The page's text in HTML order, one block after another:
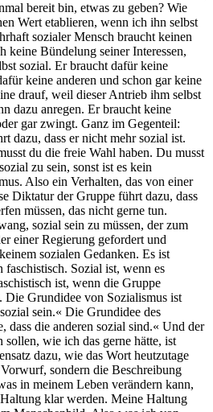
bereit bin, etwas zu geben? Wie
Wert etablieren, wenn ich ihn selbst
sozialer Mensch braucht keinen
keine Bündelung seiner Interessen,
sozial. Er braucht dafür keine
keine anderen und schon gar keine
drauf, weil dieser Antrieb ihm selbst
dazu anregen. Er braucht keine
gar zwingt. Ganz im Gegenteil:
dazu, dass er nicht mehr sozial ist.
du die freie Wahl haben. Du musst
zu sein, sonst ist es kein
Also ein Verhalten, das von einer
Diktatur der Gruppe führt dazu, dass
müssen, das nicht gerne tun.
sozial sein zu müssen, der zum
einer Regierung gefordert und
sozialen Gedanken. Es ist
faschistisch. Sozial ist, wenn es
ist, wenn die Gruppe
Die Grundidee von Sozialismus ist
sein.« Die Grundidee des
dass die anderen sozial sind.« Und der
sollen, wie ich das gerne hätte, ist
dazu, wie das Wort heutzutage
sondern die Beschreibung
in meinem Leben verändern kann,
klar werden. Meine Haltung